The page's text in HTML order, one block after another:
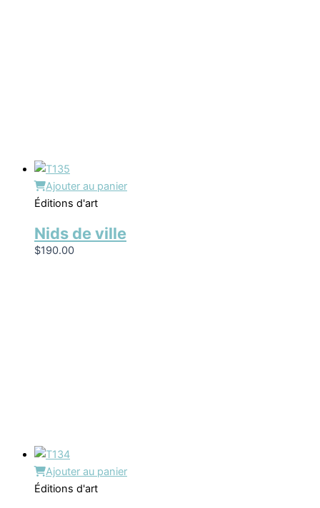
Ajouter au panier
Éditions d'art
Nids de ville
$190.00
Ajouter au panier
Éditions d'art